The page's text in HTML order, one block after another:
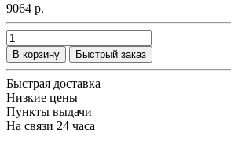
9064 р.
В корзину Быстрый заказ
Быстрая доставка
Низкие цены
Пункты выдачи
На связи 24 часа